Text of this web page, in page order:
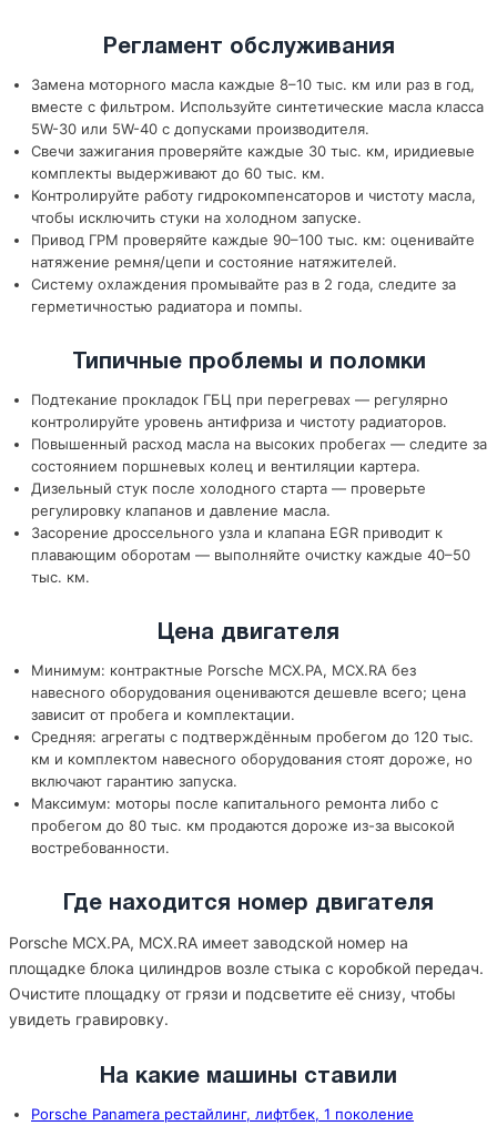
Регламент обслуживания
Замена моторного масла каждые 8–10 тыс. км или раз в год,
вместе с фильтром. Используйте синтетические масла класса
5W-30 или 5W-40 с допусками производителя.
Свечи зажигания проверяйте каждые 30 тыс. км, иридиевые
комплекты выдерживают до 60 тыс. км.
Контролируйте работу гидрокомпенсаторов и чистоту масла,
чтобы исключить стуки на холодном запуске.
Привод ГРМ проверяйте каждые 90–100 тыс. км: оценивайте
натяжение ремня/цепи и состояние натяжителей.
Систему охлаждения промывайте раз в 2 года, следите за
герметичностью радиатора и помпы.
Типичные проблемы и поломки
Подтекание прокладок ГБЦ при перегревах — регулярно
контролируйте уровень антифриза и чистоту радиаторов.
Повышенный расход масла на высоких пробегах — следите за
состоянием поршневых колец и вентиляции картера.
Дизельный стук после холодного старта — проверьте
регулировку клапанов и давление масла.
Засорение дроссельного узла и клапана EGR приводит к
плавающим оборотам — выполняйте очистку каждые 40–50
тыс. км.
Цена двигателя
Минимум: контрактные Porsche MCX.PA, MCX.RA без
навесного оборудования оцениваются дешевле всего; цена
зависит от пробега и комплектации.
Средняя: агрегаты с подтверждённым пробегом до 120 тыс.
км и комплектом навесного оборудования стоят дороже, но
включают гарантию запуска.
Максимум: моторы после капитального ремонта либо с
пробегом до 80 тыс. км продаются дороже из-за высокой
востребованности.
Где находится номер двигателя
Porsche MCX.PA, MCX.RA имеет заводской номер на
площадке блока цилиндров возле стыка с коробкой передач.
Очистите площадку от грязи и подсветите её снизу, чтобы
увидеть гравировку.
На какие машины ставили
Porsche Panamera рестайлинг, лифтбек, 1 поколение